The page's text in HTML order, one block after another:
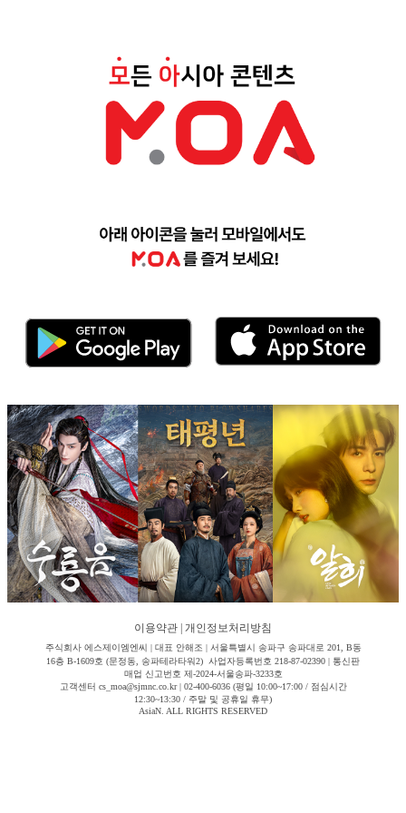
이용약관 개인정보처리방침
주식회사 에스제이엠엔씨 | 대표 안해조 | 서울특별시 송파구 송파대로 201, B동
16층 B-1609호 (문정동, 송파테라타워2) 사업자등록번호 218-87-02390 | 통신판
매업 신고번호 제-2024-서울송파-3233호
고객센터 cs_moa@sjmnc.co.kr | 02-400-6036 (평일 10:00~17:00 / 점심시간
12:30~13:30 / 주말 및 공휴일 휴무)
AsiaN. ALL RIGHTS RESERVED